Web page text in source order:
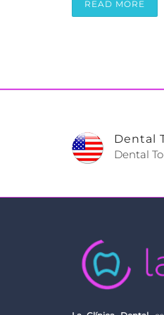
READ MORE
Dental
Dental